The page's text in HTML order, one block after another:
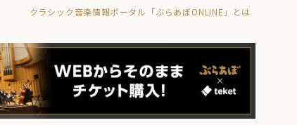
クラシック音楽情報ポータル「ぶらあぼONLINE」とは
ぶらあぼブラス！
フォルテピアノ・オデッセイ